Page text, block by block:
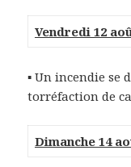
Vendredi 12
▪ Un incendie se
torréfaction de
Dimanche 14